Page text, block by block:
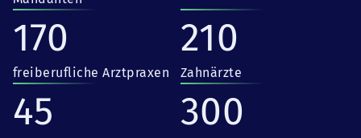
170
freiberufliche Arztpraxen
210
Zahnärzte
45 300